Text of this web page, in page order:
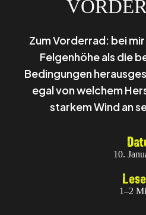
Zum Vorderrad: bei
Felgenhöhe als die
Bedingungen
egal von welchem
starkem Wind an
10.
1–2